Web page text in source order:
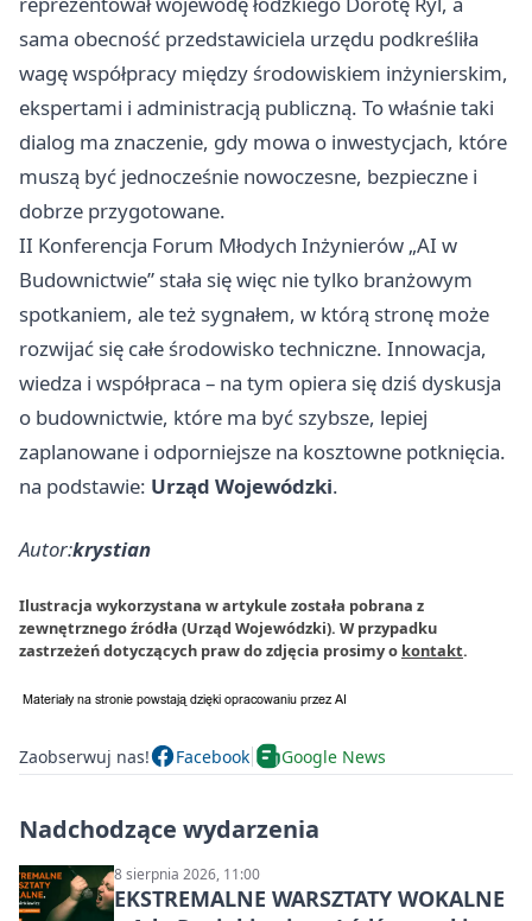
sama obecność przedstawiciela urzędu podkreśliła
wagę współpracy między środowiskiem inżynierskim,
ekspertami i administracją publiczną. To właśnie taki
dialog ma znaczenie, gdy mowa o inwestycjach, które
muszą być jednocześnie nowoczesne, bezpieczne i
dobrze przygotowane.
II Konferencja Forum Młodych Inżynierów „AI w
Budownictwie” stała się więc nie tylko branżowym
spotkaniem, ale też sygnałem, w którą stronę może
rozwijać się całe środowisko techniczne. Innowacja,
wiedza i współpraca – na tym opiera się dziś dyskusja
o budownictwie, które ma być szybsze, lepiej
zaplanowane i odporniejsze na kosztowne potknięcia.
na podstawie: Urząd Wojewódzki.
Autor:krystian
Ilustracja wykorzystana w artykule została pobrana z
zewnętrznego źródła (Urząd Wojewódzki). W przypadku
zastrzeżeń dotyczących praw do zdjęcia prosimy o kontakt.
Zaobserwuj nas! Facebook Google News
Nadchodzące wydarzenia
8 sierpnia 2026, 11:00
EKSTREMALNE WARSZTATY WOKALNE